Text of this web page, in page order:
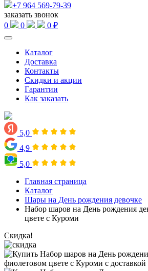
+7 964 569-79-39
заказать звонок
0
0 0 ₽
Каталог
Доставка
Контакты
Скидки и акции
Гарантии
Как заказать
5,0
4,9
5,0
Главная страница
Каталог
Шары на День рождения девочке
Набор шаров на День рождения
цвете с Куроми
Скидка!